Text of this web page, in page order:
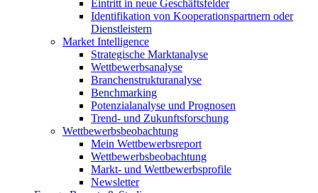
Eintritt in neue Geschäftsfelder
Identifikation von Kooperationspartnern oder
Dienstleistern
Market Intelligence
Strategische Marktanalyse
Wettbewerbsanalyse
Branchenstrukturanalyse
Benchmarking
Potenzialanalyse und Prognosen
Trend- und Zukunftsforschung
Wettbewerbs­beobachtung
Mein Wettbewerbsreport
Wettbewerbsbeobachtung
Markt- und Wettbewerbsprofile
Newsletter